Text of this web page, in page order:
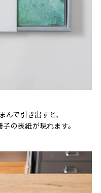
で引き出すと、
の表紙が現れます。